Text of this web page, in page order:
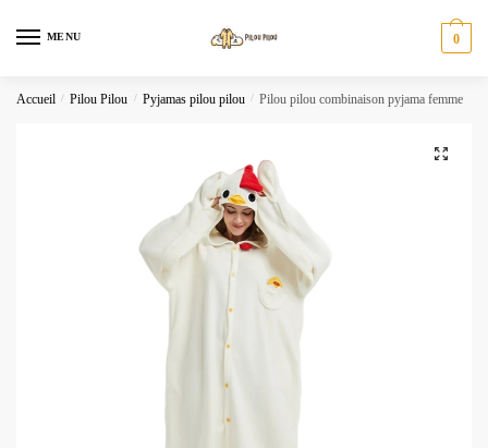
MENU 0
Accueil / Pilou Pilou / Pyjamas pilou pilou / Pilou pilou combinaison pyjama femme